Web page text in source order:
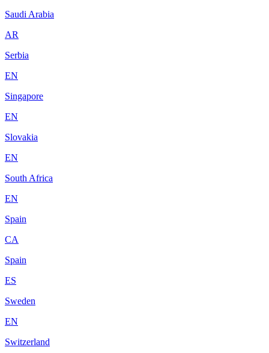
Saudi Arabia
AR
Serbia
EN
Singapore
EN
Slovakia
EN
South Africa
EN
Spain
CA
Spain
ES
Sweden
EN
Switzerland